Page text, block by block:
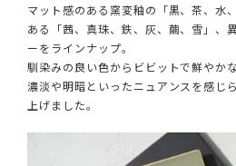
マット感のある窯変釉の「黒、茶、水
ある「茜、真珠、鉄、灰、繭、雪」、
ーをラインナップ。
馴染みの良い色からビビットで鮮やか
濃淡や明暗といったニュアンスを感じ
上げました。